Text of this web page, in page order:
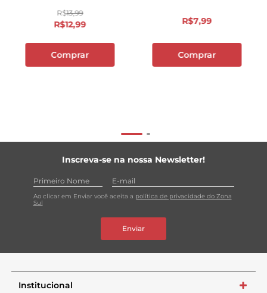
R$13,99
R$12,99
Comprar
R$7,99
Comprar
Inscreva-se na nossa Newsletter!
Ao clicar em Enviar você aceita a política de privacidade do Zona
Sul
Enviar
Institucional +